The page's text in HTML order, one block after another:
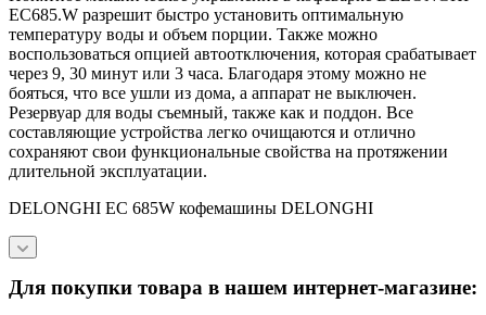
EC685.W разрешит быстро установить оптимальную
температуру воды и объем порции. Также можно
воспользоваться опцией автоотключения, которая срабатывает
через 9, 30 минут или 3 часа. Благодаря этому можно не
бояться, что все ушли из дома, а аппарат не выключен.
Резервуар для воды съемный, также как и поддон. Все
составляющие устройства легко очищаются и отлично
сохраняют свои функциональные свойства на протяжении
длительной эксплуатации.
DELONGHI EC 685W кофемашины DELONGHI
Для покупки товара в нашем интернет-магазине: